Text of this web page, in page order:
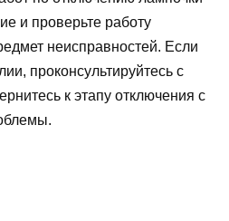
и проверьте работу
неисправностей. Если
проконсультируйтесь с
к этапу отключения с